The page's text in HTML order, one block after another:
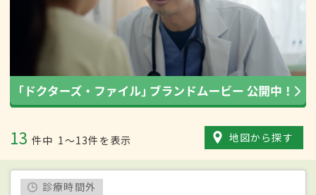
13 件中 1〜13件を表示 地図から探す
診療時間外